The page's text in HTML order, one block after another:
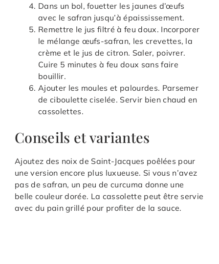
Dans un bol, fouetter les jaunes d’œufs
avec le safran jusqu’à épaississement.
Remettre le jus filtré à feu doux. Incorporer
le mélange œufs-safran, les crevettes, la
crème et le jus de citron. Saler, poivrer.
Cuire 5 minutes à feu doux sans faire
bouillir.
Ajouter les moules et palourdes. Parsemer
de ciboulette ciselée. Servir bien chaud en
cassolettes.
Conseils et variantes
Ajoutez des noix de Saint-Jacques poêlées pour
une version encore plus luxueuse. Si vous n’avez
pas de safran, un peu de curcuma donne une
belle couleur dorée. La cassolette peut être servie
avec du pain grillé pour profiter de la sauce.